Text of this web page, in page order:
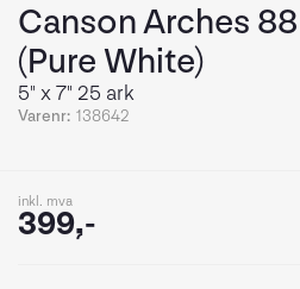
Canson Arches
(Pure White)
5" x 7" 25 ark
Varenr: 138642
inkl. mva
399,-